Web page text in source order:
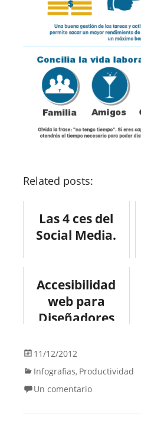
Related posts:
Las 4 ces del
Social Media.
Accesibilidad
web para
Diseñadores
#infographic
#design #web
#accesibilidad
11/12/2012
Infografias, Productividad
Un comentario